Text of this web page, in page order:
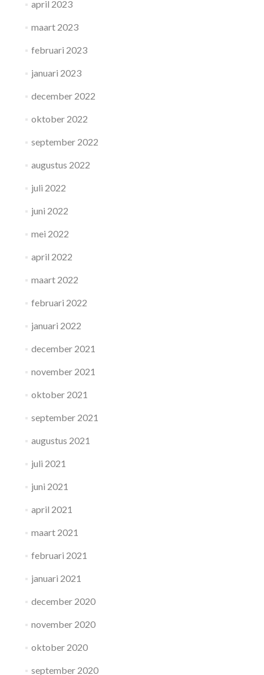
april 2023
maart 2023
februari 2023
januari 2023
december 2022
oktober 2022
september 2022
augustus 2022
juli 2022
juni 2022
mei 2022
april 2022
maart 2022
februari 2022
januari 2022
december 2021
november 2021
oktober 2021
september 2021
augustus 2021
juli 2021
juni 2021
april 2021
maart 2021
februari 2021
januari 2021
december 2020
november 2020
oktober 2020
september 2020